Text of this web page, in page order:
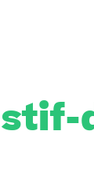
stif-